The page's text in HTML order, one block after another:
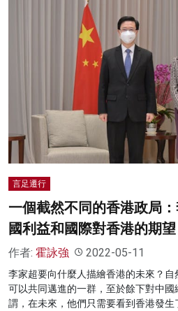
言足遷行
一個截然不同的香港政局
國利益和國際對香港的期望
作者: 霍詠強 2022-05-11
李家超要向什麼人描繪香港的未來？
可以共同邁進的一群，至於餘下對中
謂，在未來，他們只需要看到香港發